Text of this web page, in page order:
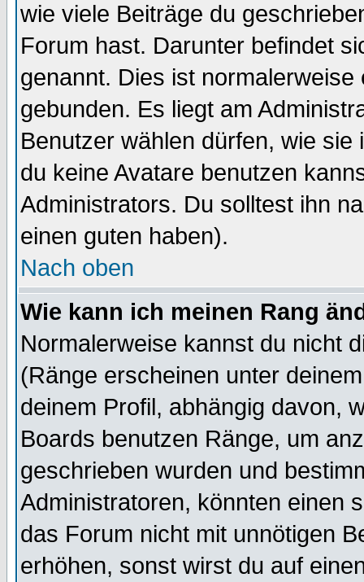
wie viele Beiträge du
Forum hast. Darunter befindet
genannt. Dies ist
gebunden. Es liegt am
Benutzer wählen dürfen, wie
du keine Avatare benutzen
Administrators. Du solltest ihn
einen guten haben).
Nach oben
Wie kann ich meinen Rang
Normalerweise kannst du nicht
(Ränge erscheinen unter
deinem Profil, abhängig davon,
Boards benutzen Ränge, um
geschrieben wurden und
Administratoren, könnten einen
das Forum nicht mit unnötigen
erhöhen, sonst wirst du auf